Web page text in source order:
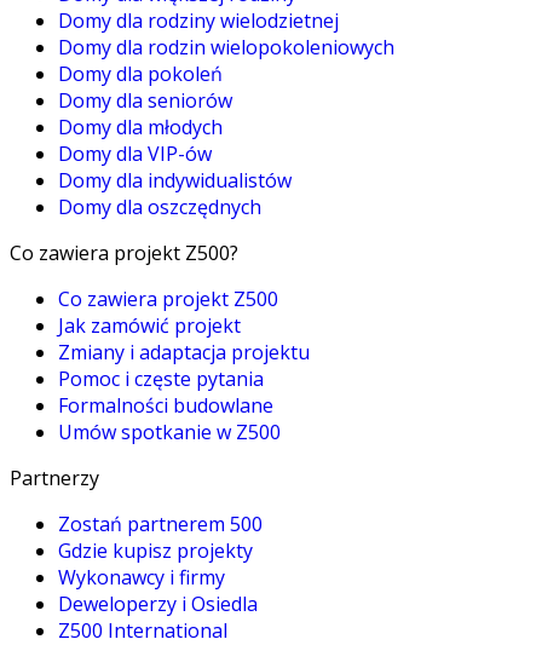
Domy dla rodziny wielodzietnej
Domy dla rodzin wielopokoleniowych
Domy dla pokoleń
Domy dla seniorów
Domy dla młodych
Domy dla VIP-ów
Domy dla indywidualistów
Domy dla oszczędnych
Co zawiera projekt Z500?
Co zawiera projekt Z500
Jak zamówić projekt
Zmiany i adaptacja projektu
Pomoc i częste pytania
Formalności budowlane
Umów spotkanie w Z500
Partnerzy
Zostań partnerem 500
Gdzie kupisz projekty
Wykonawcy i firmy
Deweloperzy i Osiedla
Z500 International